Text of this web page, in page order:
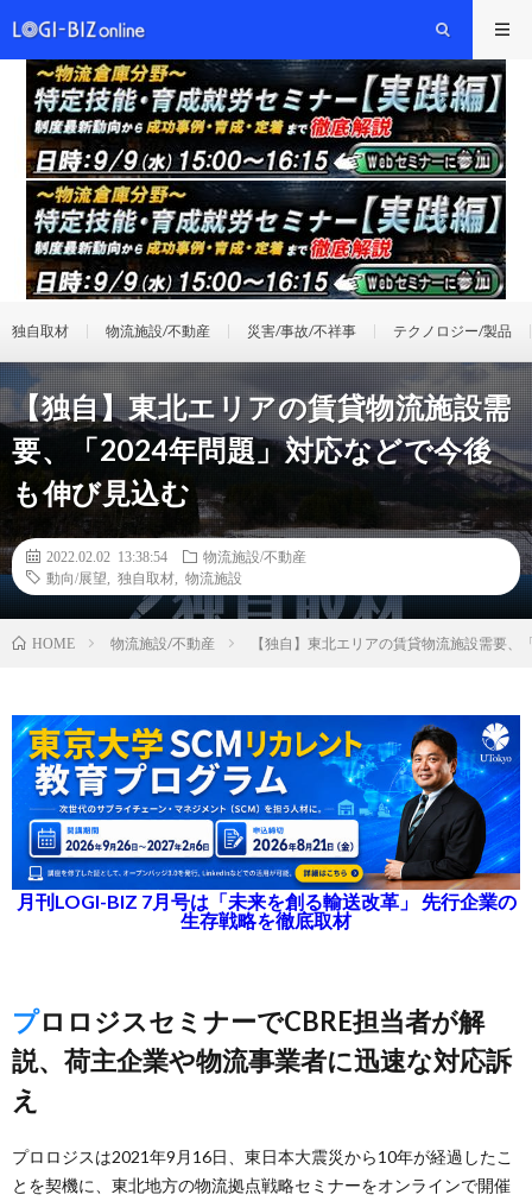
独自取材 物流施設/不動産 災害/事故/不祥事 テクノロジー/製品
【独自】東北エリアの賃貸物流施設需
要、「2024年問題」対応などで今後
も伸び見込む
2022.02.02 13:38:54
物流施設/不動産
動向/展望
独自取材 物流施設
HOME 物流施設/不動産 【独自】東北エリアの賃貸物流施設需要
月刊LOGI-BIZ 7月号は「未来を創る輸送改革」 先行企業の
生存戦略を徹底取材
プロロジスセミナーでCBRE担当者が解
説、荷主企業や物流事業者に迅速な対応訴
え
プロロジスは2021年9月16日、東日本大震災から10年が経過したこ
とを契機に、東北地方の物流拠点戦略セミナーをオンラインで開催